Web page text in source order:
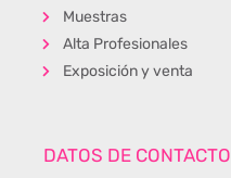
Muestras
Alta Profesionales
Exposición y venta
DATOS DE CONTACTO